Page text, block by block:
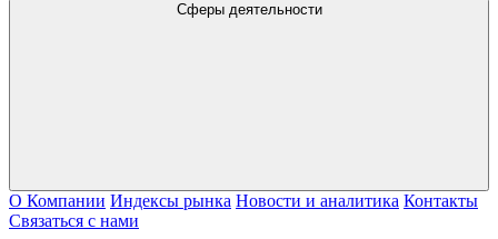
Сферы деятельности
О Компании Индексы рынка Новости и аналитика Контакты
Связаться с нами